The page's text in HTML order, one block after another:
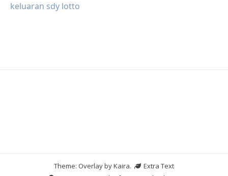
keluaran sdy lotto
Theme: Overlay byKaira.
Extra Text